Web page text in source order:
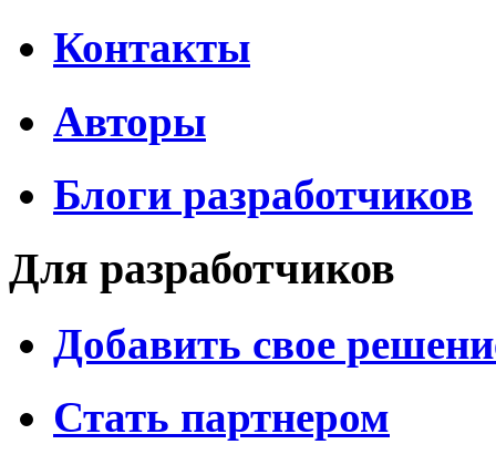
Контакты
Авторы
Блоги разработчиков
Для разработчиков
Добавить свое
Стать партнером